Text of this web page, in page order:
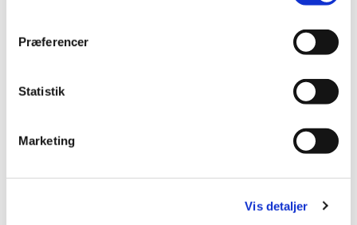
Præferencer
Statistik
Marketing
Vis detaljer